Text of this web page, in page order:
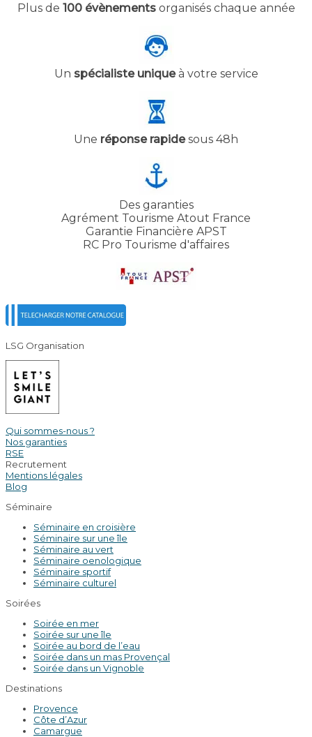
Plus de 100 évènementsorganisés chaque année
Un spécialiste uniqueà votre service
Une réponse rapidesous 48h
Des garanties
Agrément Tourisme Atout France
Garantie Financière APST
RC Pro Tourisme d'affaires
LSG Organisation
Qui sommes-nous ?
Nos garanties
RSE
Recrutement
Mentions légales
Blog
Séminaire
Séminaire en croisière
Séminaire sur une île
Séminaire au vert
Séminaire oenologique
Séminaire sportif
Séminaire culturel
Soirées
Soirée en mer
Soirée sur une île
Soirée au bord de l’eau
Soirée dans un mas Provençal
Soirée dans un Vignoble
Destinations
Provence
Côte d’Azur
Camargue